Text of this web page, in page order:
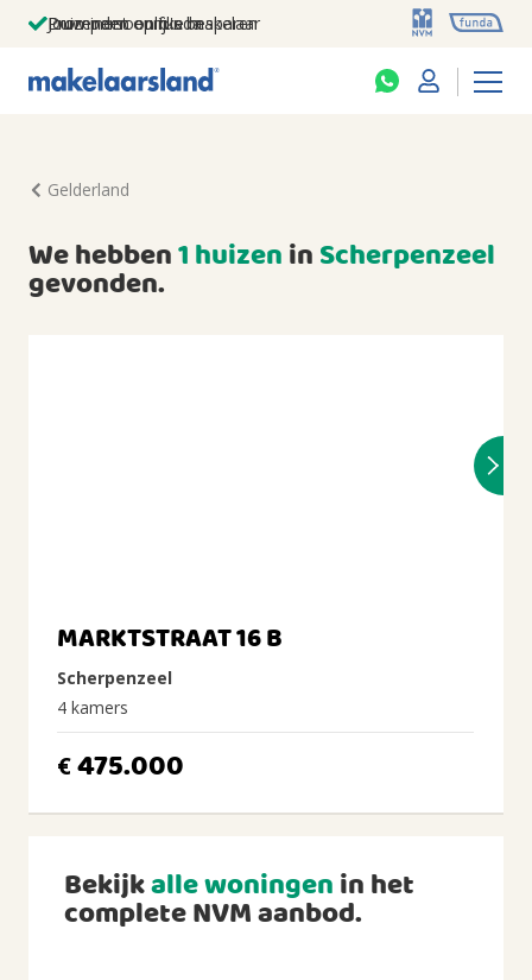
Jouw persoonlijke makelaar
Duizenden euro's besparen
Prominent op funda
Gelderland
We hebben1 huizeninScherpenzeel
gevonden.
MARKTSTRAAT 16 B
Scherpenzeel
4 kamers
€475.000
Bekijkalle woningenin het
complete NVM aanbod.